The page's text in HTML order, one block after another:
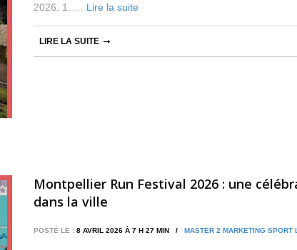
2026. 1. … Lire la suite
LIRE LA SUITE
Montpellier Run Festival 2026 : une
dans la ville
POSTÉ LE : 8 AVRIL 2026 À 7 H 27 MIN / MASTER 2 MARKETING SPORT